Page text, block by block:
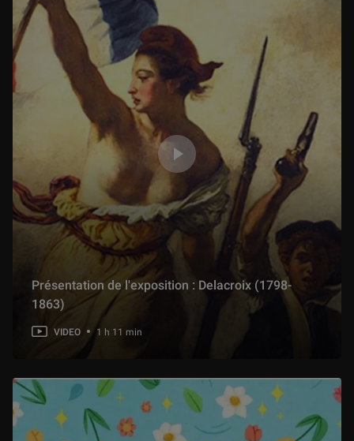
Présentation de l'exposition : Delacroix (1798-
1863)
VIDEO 1 h 11 min